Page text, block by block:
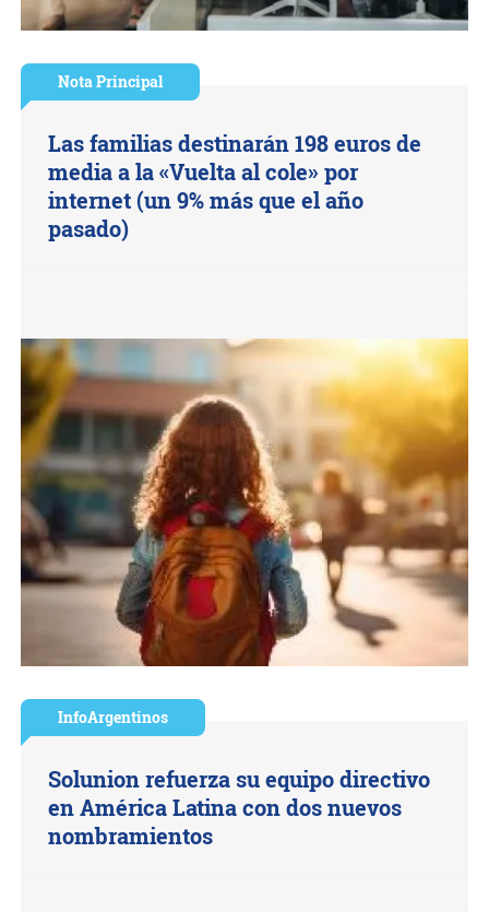
Nota Principal
Las familias destinarán 198 euros de
media a la «Vuelta al cole» por
internet (un 9% más que el año
pasado)
InfoArgentinos
Solunion refuerza su equipo directivo
en América Latina con dos nuevos
nombramientos